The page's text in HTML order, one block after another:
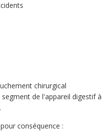
chirurgical
de l'appareil digestif à
conséquence :